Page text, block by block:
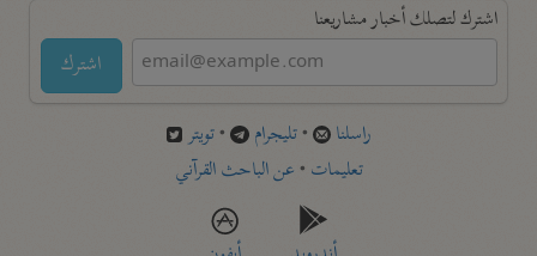
اشترك لتصلك أخبار مشاريعنا
اشترك
راسلنا •تليجرام •تويتر
تعليمات •عن الباحث القرآني